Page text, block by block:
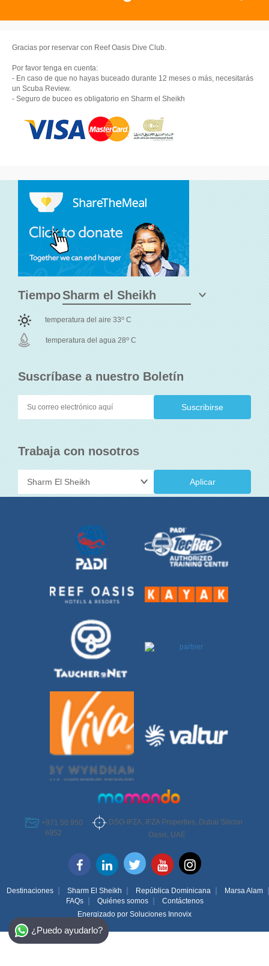
Gracias por reservar con Reef Oasis Dive Club.
Por favor tenga en cuenta:
- En caso de que no hayas buceado durante 12 meses o más, necesitarás
un Scuba Review.
- Seguro de buceo es obligatorio en Sharm el Sheikh
Suscríbase a nuestro Boletín
Trabaja con nosotros
Aplicar
Tiempo
temperatura del aire 33o C
temperatura del agua 28o C
+971 50 950
6952
DSO-IFZA, IFZA Properties, Dubai Silicon
Oasis, UAE
Destinaciones Sharm El Sheikh República Dominicana
Marsa Alam
FAQs
Quiénes somos
Contáctenos
Energizado por Soluciones Innovix
¿Puedo ayudarlo?
Select Destination
Egypt